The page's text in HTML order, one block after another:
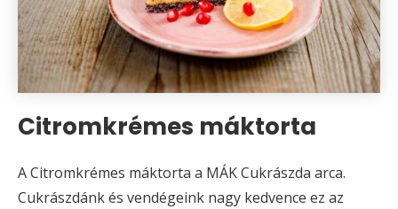
Citromkrémes máktorta
A Citromkrémes máktorta a MÁK Cukrászda arca.
Cukrászdánk és vendégeink nagy kedvence ez az